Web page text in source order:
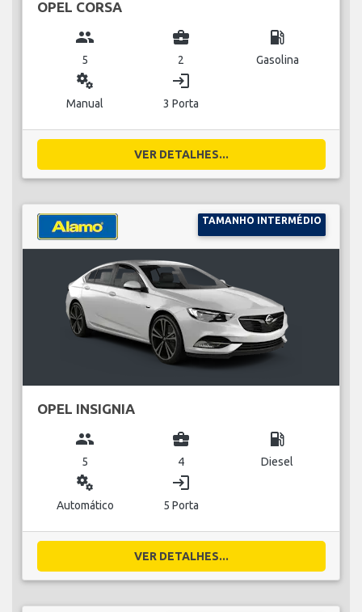
OPEL CORSA
group
5
business_center
2
local_gas_station
Gasolina
miscellaneous_services
Manual
login
3 Porta
VER DETALHES...
TAMANHO INTERMÉDIO
OPEL INSIGNIA
group
5
business_center
4
local_gas_station
Diesel
miscellaneous_services
Automático
login
5 Porta
VER DETALHES...